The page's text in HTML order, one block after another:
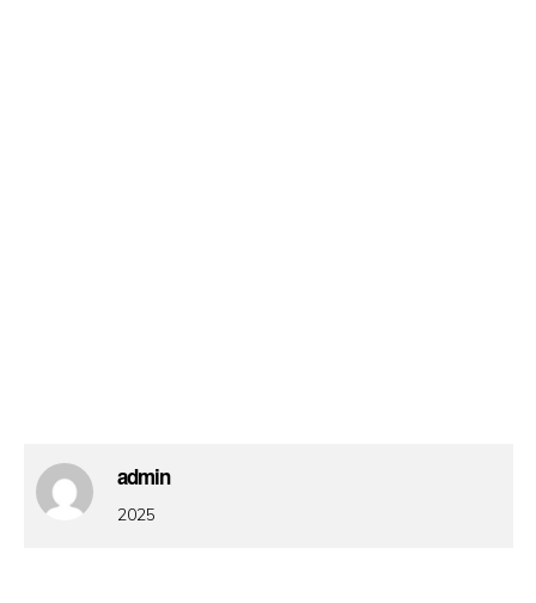
admin
2025